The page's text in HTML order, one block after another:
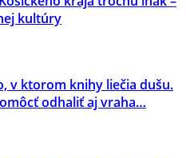
kultúry
v ktorom knihy liečia dušu.
odhaliť aj vraha…